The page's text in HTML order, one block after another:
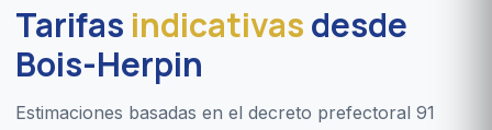
Tarifas indicativasdesde
Bois-Herpin
Estimaciones basadas en el decreto prefectoral 91